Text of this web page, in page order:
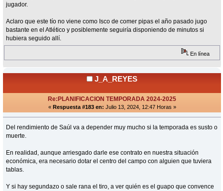
jugador.
Aclaro que este tío no viene como Isco de comer pipas el año pasado jugo
bastante en el Atlético y posiblemente seguiría disponiendo de minutos si
hubiera seguido allí.
En línea
J_A_REYES
Re:PLANIFICACION TEMPORADA 2024-2025
« Respuesta #183 en: Julio 13, 2024, 12:47 Horas »
Del rendimiento de Saúl va a depender muy mucho si la temporada es susto o
muerte.
En realidad, aunque arriesgado darle ese contrato en nuestra situación
económica, era necesario dotar el centro del campo con alguien que tuviera
tablas.
Y si hay segundazo o sale rana el tiro, a ver quién es el guapo que convence